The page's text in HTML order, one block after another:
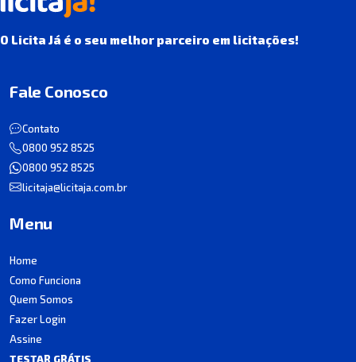
O Licita Já é o seu melhor parceiro em licitações!
Fale Conosco
Contato
0800 952 8525
0800 952 8525
licitaja@licitaja.com.br
Menu
Home
Como Funciona
Quem Somos
Fazer Login
Assine
TESTAR GRÁTIS